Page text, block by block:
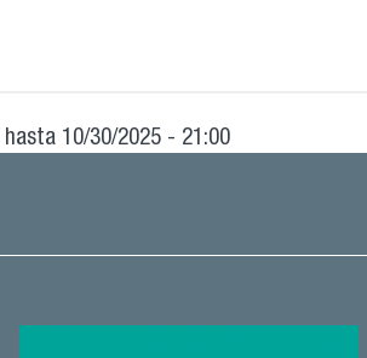
hasta 10/30/2025 - 21:00